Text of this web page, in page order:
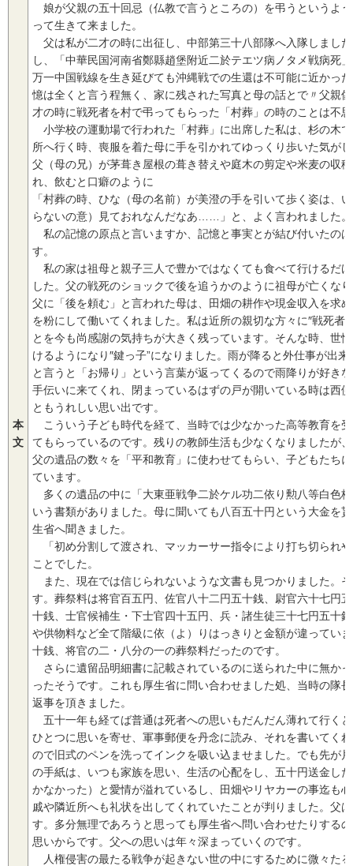
本
文
娘が父親の五十回忌（仏教で言うところの）を弔うというよ
って生きて来ました。
父は私が二才の時に出征し、中部第三十八部隊へ入隊しまし
し、「中華民国河南省鄭縣趙堡附近二於テエツ病ノタメ戦病死
万一中国戦線を生き延びても沖縄戦での生還は不可能に近かっ
憶は全くと言う程無く、家に残された写真と母の話とで〃父親
才の時に戦死者を村で弔ってもらった「村葬」の時のことは不
小学校の運動場で行われた「村葬」に出席した私は、杉の木
所へ行く時、喪服を着た母に手を引かれてゆっくり歩いた気が
父（母の兄）が茅葺き屋根の葺き替えや庭木の剪定や米麦の収
れ、飲むと口癖のように
「村葬の時、ひな（母の名前）が美澄の手を引いて歩く姿は、
らないの意）見ておれなんだなあ……」と、よく言われました。
私の記憶の原点と言いますか、記憶と事実とが結び付いたの
す。
私の家は祖母と親子三人で豊かではなくても食べて行けるだ
した。父の戦死のショックで後を追うかのように祖母が亡くな
父に「後を頼む」と言われた母は、田畑の耕作や現金収入を求
を粉にして働いてくれました。私は近所の親切な方々に″戦死者
とを今も尚感謝の気持ちが大きく残っています。そんな時、世
けるようになり″鍵っ子”になりました。雨が降ると外仕事が出
と言うと「お帰り」という言葉が返ってくるので雨降りが好き
手伝いに来てくれ、閉まっているはずの戸が開いている時は西
ともうれしい思い出です。
こういう子ども時代を経て、当時では少なかった高等教育を
てもらっているのです。残りの教師生活も少なくなりましたが
父の遺品の数々を「平和教育」に使わせてもらい、子どもたち
ています。
多くの遺品の中に「大東亜戦争二於ケル功二依り勲八等白色
いう書類がありました。母に聞いても八百五十円という大金を
生省へ聞きました。
「初め分割して渡され、マッカーサー指令により打ち切られ
ことでした。
また、現在では信じられないような文書も見つかりました。
す。葬祭料は将官百五円、佐官八十二円五十銭、尉官六十七円
十銭、士官候補生・下士官四十五円、兵・諸生徒三十七円五十
や供物料など全て階級に依（よ）りはっきりと金額が違ってい
十銭、将官の二・八分の一の葬祭料だったのです。
さらに遺留品明細書に記載されているのに送られた中に無か
ったそうです。これも厚生省に問い合わせました処、当時の隊
返事を頂きました。
五十一年も経てば普通は死者への思いもだんだん薄れて行く
ひとつに思いを寄せ、軍事郵便を丹念に読み、それを書いてく
ので旧式のペンを洗ってインクを吸い込ませました。でも先が
の手紙は、いつも家族を思い、生活の心配をし、五十円送金し
かなかった）と愛情が溢れているし、田畑やリヤカーの事迄も
戚や隣近所へも礼状を出してくれていたことが判りました。父
す。多分無理であろうと思っても厚生省へ問い合わせたりする
思いからです。父への思いは年々深まっていくのです。
人権侵害の最たる戦争が起きない世の中にするために微々た